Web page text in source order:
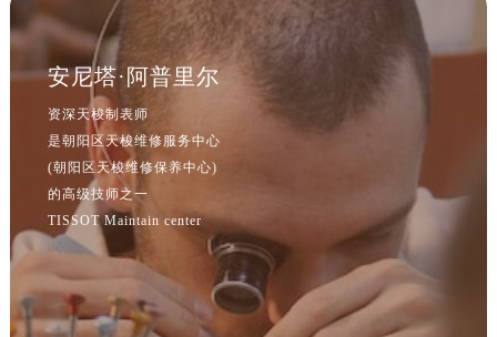
安尼塔·阿普里尔
资深天梭制表师
是朝阳区天梭维修服务中心
(朝阳区天梭维修保养中心)
的高级技师之一
TISSOT Maintain center